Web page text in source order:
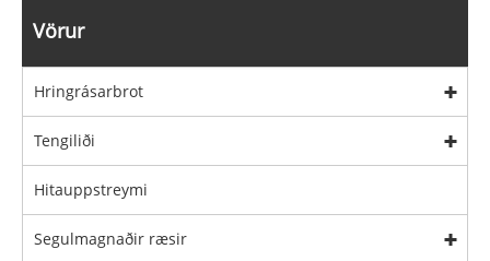
Vörur
Hringrásarbrot
Tengiliði
Hitauppstreymi
Segulmagnaðir ræsir